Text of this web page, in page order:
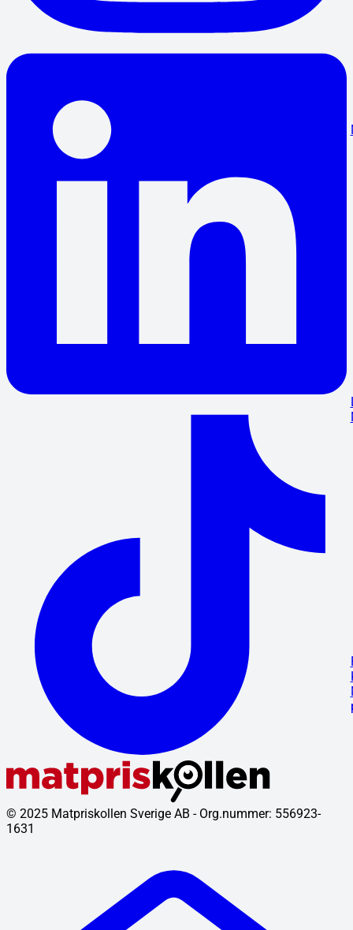
© 2025 Matpriskollen Sverige AB - Org.nummer: 556923-
1631